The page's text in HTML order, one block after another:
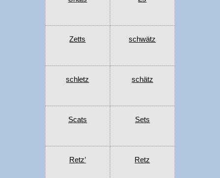
Zetts schwätz
schletz schätz
Scats Sets
Retz’ Retz